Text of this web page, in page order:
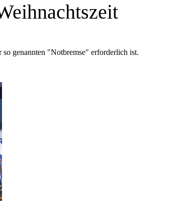
genannten "Notbremse" erforderlich ist.